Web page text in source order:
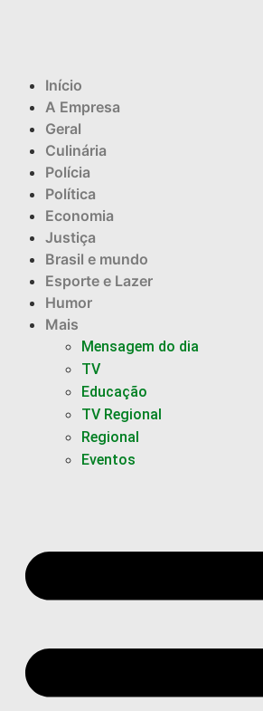
Início
A Empresa
Geral
Culinária
Polícia
Política
Economia
Justiça
Brasil e mundo
Esporte e Lazer
Humor
Mais
Mensagem do dia
TV
Educação
TV Regional
Regional
Eventos